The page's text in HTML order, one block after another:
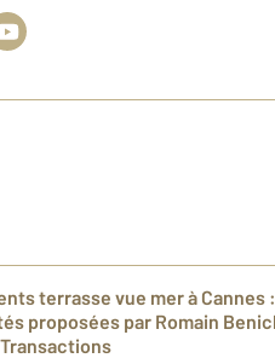
terrasse vue mer à Cannes
proposées ​par Romain